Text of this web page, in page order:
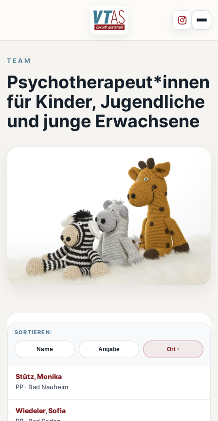
TEAM
Psychotherapeut*innen
für Kinder, Jugendliche
und junge Erwachsene
SORTIEREN:
Name Angabe Ort
Stütz, Monika
PP Bad Nauheim
Wiedeler, Sofia